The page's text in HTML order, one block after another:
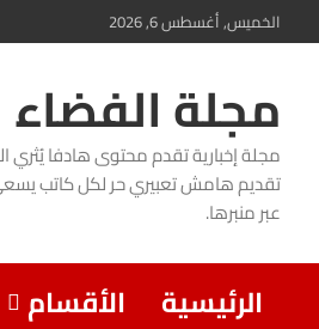
Skip
content
الخميس, أغسطس 6, 2026
مجلة الفضاء
مجلة إخبارية تقدم محتوى هادفا يُثري
تقديم هامش تعبيري حر لكل كاتب
عبر منبرها.
الرئيسية الأقسام